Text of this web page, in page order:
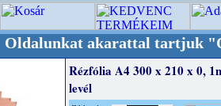
akarattal tartjuk "Oldtimer/
Rézfólia A4 300 x 210 x 0,
levél